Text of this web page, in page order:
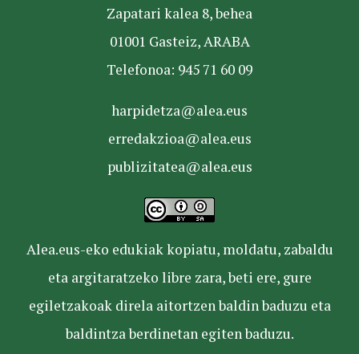
Zapatari kalea 8, behea
01001 Gasteiz, ARABA
Telefonoa: 945 71 60 09
harpidetza@alea.eus
erredakzioa@alea.eus
publizitatea@alea.eus
Alea.eus-eko edukiak kopiatu, moldatu, zabaldu
eta argitaratzeko libre zara, beti ere, gure
egiletzakoak direla aitortzen baldin baduzu eta
baldintza berdinetan egiten baduzu.